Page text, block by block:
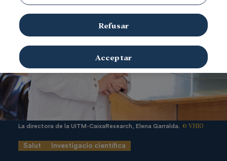
La directora de la UITM-CaixaResearch, Elena Garralda. © VHIO
Salut Investigacio científica
Refusar
Acceptar